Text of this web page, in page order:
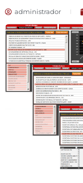
administrador